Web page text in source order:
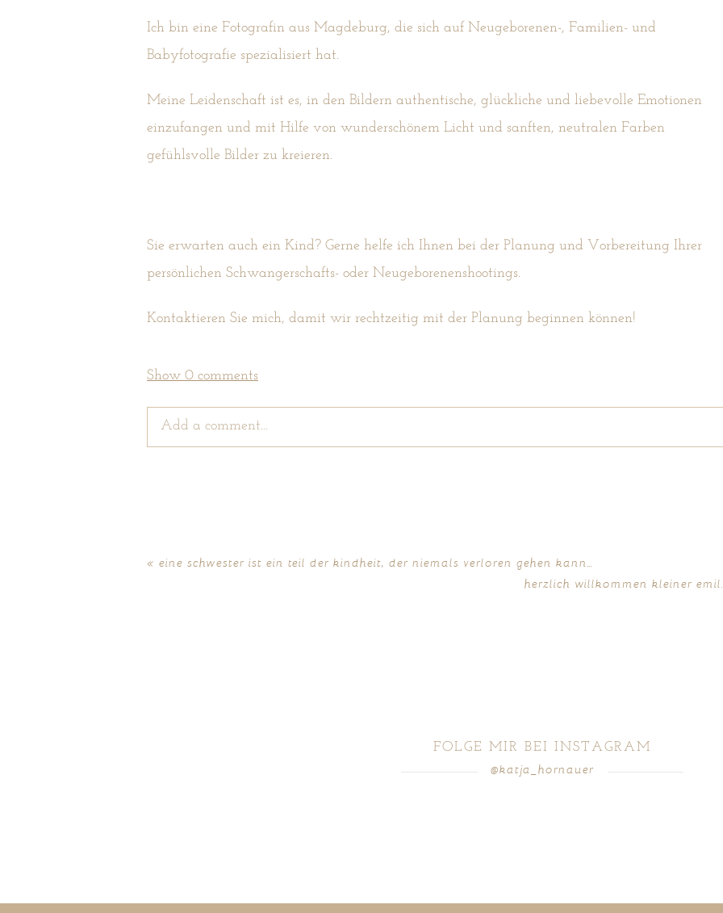
Ich bin eine Fotografin aus Magdeburg, die sich auf Neugeborenen-, Familien- und
Babyfotografie spezialisiert hat.
Meine Leidenschaft ist es, in den Bildern authentische, glückliche und liebevolle Emotionen
einzufangen und mit Hilfe von wunderschönem Licht und sanften, neutralen Farben
gefühlsvolle Bilder zu kreieren.
Sie erwarten auch ein Kind? Gerne helfe ich Ihnen bei der Planung und Vorbereitung Ihrer
persönlichen Schwangerschafts- oder Neugeborenenshootings.
Kontaktieren Sie mich, damit wir rechtzeitig mit der Planung beginnen können!
Show 0 comments
Add a comment...
« eine schwester ist ein teil der kindheit, der niemals verloren gehen kann…
herzlich willkommen kleiner
FOLGE MIR BEI INSTAGRAM
@katja_hornauer